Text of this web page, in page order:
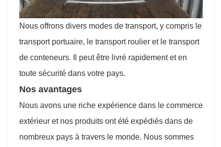
Nous offrons divers modes de transport, y compris le
transport portuaire, le transport roulier et le transport
de conteneurs. Il peut être livré rapidement et en
toute sécurité dans votre pays.
Nos avantages
Nous avons une riche expérience dans le commerce
extérieur et nos produits ont été expédiés dans de
nombreux pays à travers le monde. Nous sommes